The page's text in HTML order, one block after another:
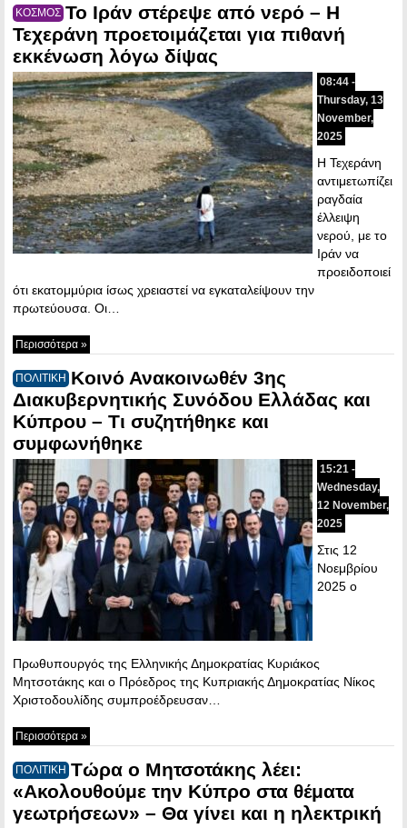
ΚΟΣΜΟΣ Το Ιράν στέρεψε από νερό – Η
Τεχεράνη προετοιμάζεται για πιθανή
εκκένωση λόγω δίψας
08:44 -
Thursday, 13
November,
2025
Η Τεχεράνη
αντιμετωπίζει
ραγδαία
έλλειψη
νερού, με το
Ιράν να
προειδοποιεί
ότι εκατομμύρια ίσως χρειαστεί να εγκαταλείψουν την
πρωτεύουσα. Οι…
Περισσότερα »
ΠΟΛΙΤΙΚΗ Κοινό Ανακοινωθέν 3ης
Διακυβερνητικής Συνόδου Ελλάδας και
Κύπρου – Τι συζητήθηκε και
συμφωνήθηκε
15:21 -
Wednesday,
12 November,
2025
Στις 12
Νοεμβρίου
2025 ο
Πρωθυπουργός της Ελληνικής Δημοκρατίας Κυριάκος
Μητσοτάκης και ο Πρόεδρος της Κυπριακής Δημοκρατίας Νίκος
Χριστοδουλίδης συμπροέδρευσαν…
Περισσότερα »
ΠΟΛΙΤΙΚΗ Τώρα ο Μητσοτάκης λέει:
«Ακολουθούμε την Κύπρο στα θέματα
γεωτρήσεων» – Θα γίνει και η ηλεκτρική